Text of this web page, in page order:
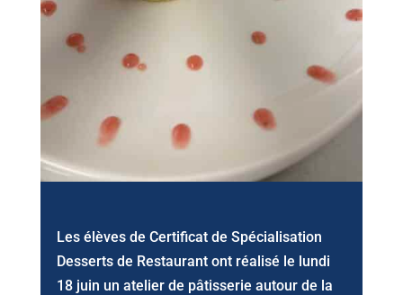
Les élèves de Certificat de Spécialisation
Desserts de Restaurant ont réalisé le lundi
18 juin un atelier de pâtisserie autour de la